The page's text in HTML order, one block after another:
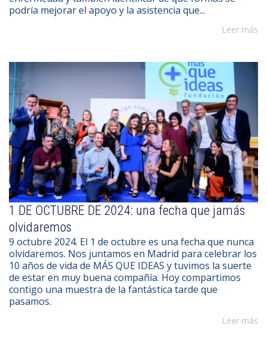
podría mejorar el apoyo y la asistencia que...
Leer más
1 DE OCTUBRE DE 2024: una fecha que jamás
olvidaremos
9 octubre 2024. El 1 de octubre es una fecha que nunca
olvidaremos. Nos juntamos en Madrid para celebrar los
10 años de vida de MÁS QUE IDEAS y tuvimos la suerte
de estar en muy buena compañía. Hoy compartimos
contigo una muestra de la fantástica tarde que
pasamos.
Leer más